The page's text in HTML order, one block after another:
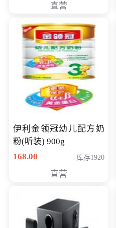
直营
伊利金领冠幼儿配方奶
粉(听装) 900g
168.00
库存1920
直营